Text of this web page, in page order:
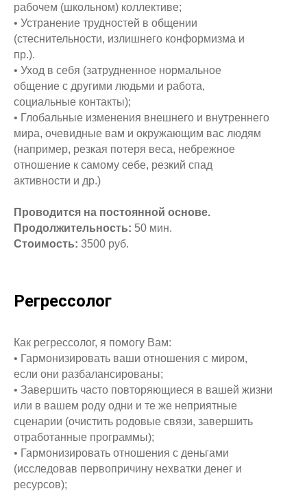
рабочем (школьном) коллективе;
• Устранение трудностей в общении
(стеснительности, излишнего конформизма и
пр.).
• Уход в себя (затрудненное нормальное
общение с другими людьми и работа,
социальные контакты);
• Глобальные изменения внешнего и внутреннего
мира, очевидные вам и окружающим вас людям
(например, резкая потеря веса, небрежное
отношение к самому себе, резкий спад
активности и др.)
Проводится на постоянной основе.
Продолжительность: 50 мин.
Стоимость: 3500 руб.
Регрессолог
Как регрессолог, я помогу Вам:
• Гармонизировать ваши отношения с миром,
если они разбалансированы;
• Завершить часто повторяющиеся в вашей жизни
или в вашем роду одни и те же неприятные
сценарии (очистить родовые связи, завершить
отработанные программы);
• Гармонизировать отношения с деньгами
(исследовав первопричину нехватки денег и
ресурсов);